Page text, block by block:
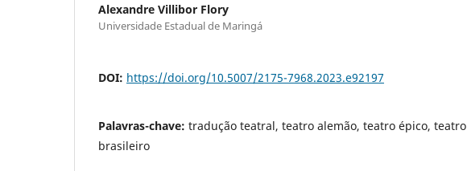
Alexandre Villibor Flory
Universidade Estadual de Maringá
DOI: https://doi.org/10.5007/2175-7968.2023.e92197
Palavras-chave: tradução teatral, teatro alemão, teatro épico, teatro
brasileiro